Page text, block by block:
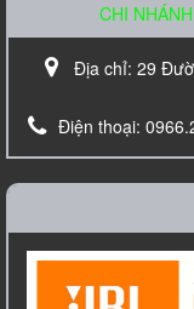
Loa âm
Liên hệ
CHI
Địa chỉ: 29
Điện thoại: